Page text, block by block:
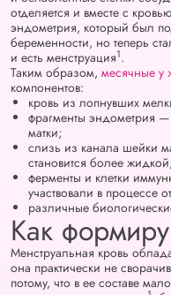
отделяется и вместе с
эндометрия, который был
беременности, но теперь
и есть менструация1.
Таким образом, месячные у
компонентов:
кровь из лопнувших
фрагменты эндометрия —
матки;
слизь из канала шейки
становится более
ферменты и клетки
участвовали в процессе
различные
Как
Менструальная кровь
она практически не
потому, что в ее составе